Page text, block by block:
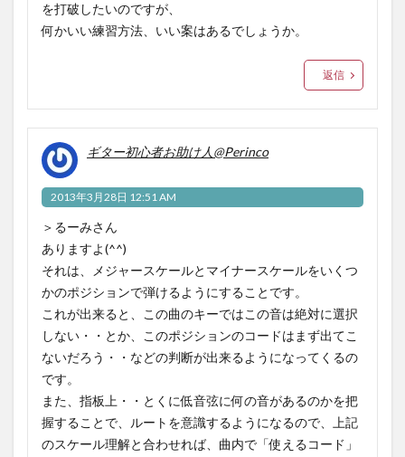
を打破したいのですが、
何かいい練習方法、いい案はあるでしょうか。
返信
ギター初心者お助け人@Perinco
2013年3月28日 12:51 AM
＞るーみさん
ありますよ(^^)
それは、メジャースケールとマイナースケールをいくつ
かのポジションで弾けるようにすることです。
これが出来ると、この曲のキーではこの音は絶対に選択
しない・・とか、このポジションのコードはまず出てこ
ないだろう・・などの判断が出来るようになってくるの
です。
また、指板上・・とくに低音弦に何の音があるのかを把
握することで、ルートを意識するようになるので、上記
のスケール理解と合わせれば、曲内で「使えるコード」